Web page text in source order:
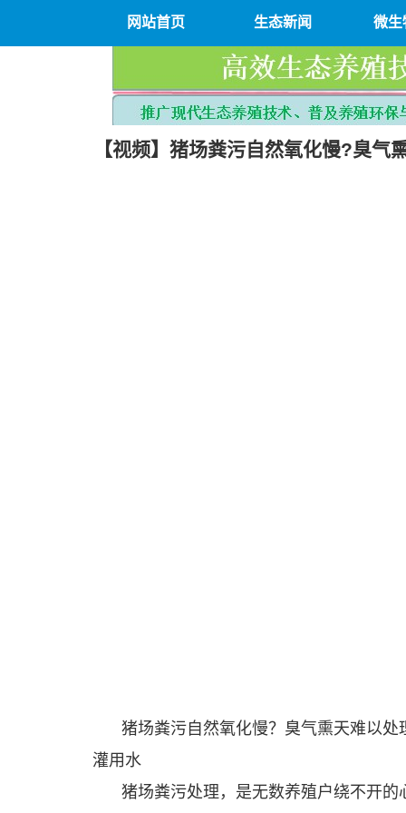
网站首页 生态新闻 微生
【视频】猪场粪污自然氧化慢?臭
猪场粪污自然氧化慢？臭气熏天难以
灌用水
猪场粪污处理，是无数养殖户绕不开